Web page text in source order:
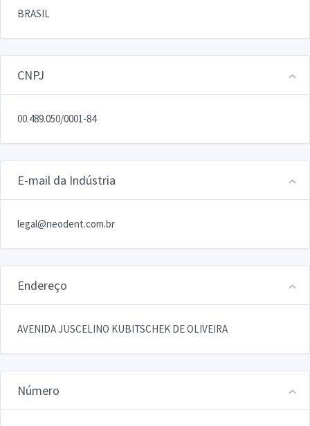
BRASIL
CNPJ
00.489.050/0001-84
E-mail da Indústria
legal@neodent.com.br
Endereço
AVENIDA JUSCELINO KUBITSCHEK DE OLIVEIRA
Número